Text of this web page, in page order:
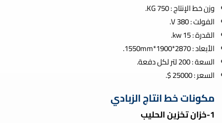
وزن خط الإنتاج : 750 KG.
الفولت : V 380.
القدرة : kw 15.
الأبعاد : 2870*1900*1550mm.
السعة : 200 لتر لكل دفعة.
السعر : 25000 $.
مكونات خط انتاج الزبادي
1-خزان تخزين الحليب